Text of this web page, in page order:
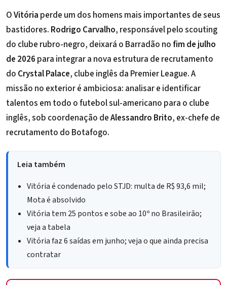
OVitória perde um dos homens mais importantes de seus
bastidores. Rodrigo Carvalho, responsável pelo scouting
do clube rubro-negro, deixará o Barradão no fim de julho
de 2026 para integrar a nova estrutura de recrutamento
do Crystal Palace, clube inglês da Premier League. A
missão no exterior é ambiciosa: analisar e identificar
talentos em todo o futebol sul-americano para o clube
inglês, sob coordenação deAlessandro Brito, ex-chefe de
recrutamento do Botafogo.
Leia também
Vitória é condenado pelo STJD: multa de R$ 93,6 mil;
Mota é absolvido
Vitória tem 25 pontos e sobe ao 10º no Brasileirão;
veja a tabela
Vitória faz 6 saídas em junho; veja o que ainda precisa
contratar